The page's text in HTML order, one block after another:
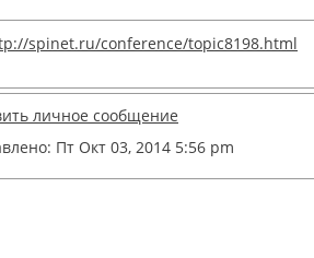
spinet.ru/conference/topic8198.html
Пт Окт 03, 2014 5:56 pm